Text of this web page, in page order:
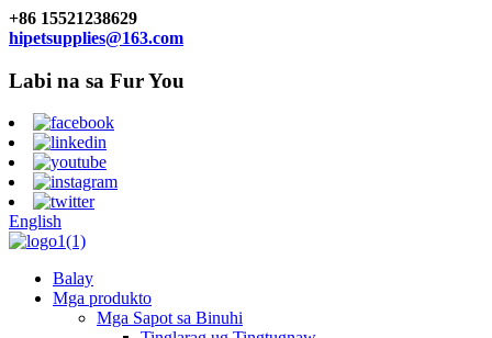
+86 15521238629
hipetsupplies@163.com
Labi na sa Fur You
English
Balay
Mga produkto
Mga Sapot sa Binuhi